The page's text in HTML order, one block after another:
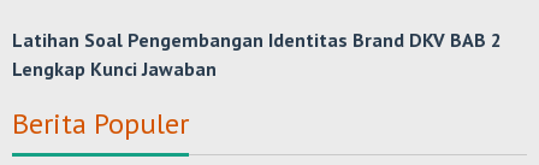
Latihan Soal Pengembangan Identitas Brand DKV BAB 2
Lengkap Kunci Jawaban
Berita Populer